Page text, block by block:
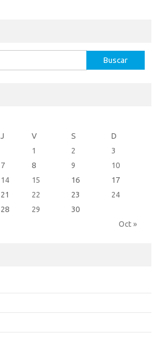
J V S D
Oct »
1 2
3
7 8 9
10
14 15 16
17
21 22 23
24
28 29 30